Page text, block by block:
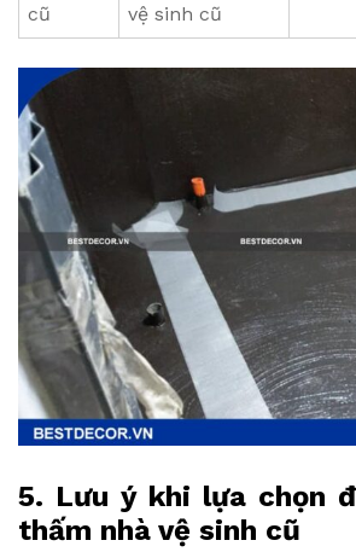
cũ
vệ sinh cũ
5. Lưu ý khi lựa chọn
thấm nhà vệ sinh cũ